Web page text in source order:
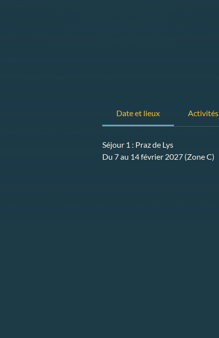
Date et lieux Activités
Séjour 1 : Praz de Lys
Du 7 au 14 février 2027 (Zone C)